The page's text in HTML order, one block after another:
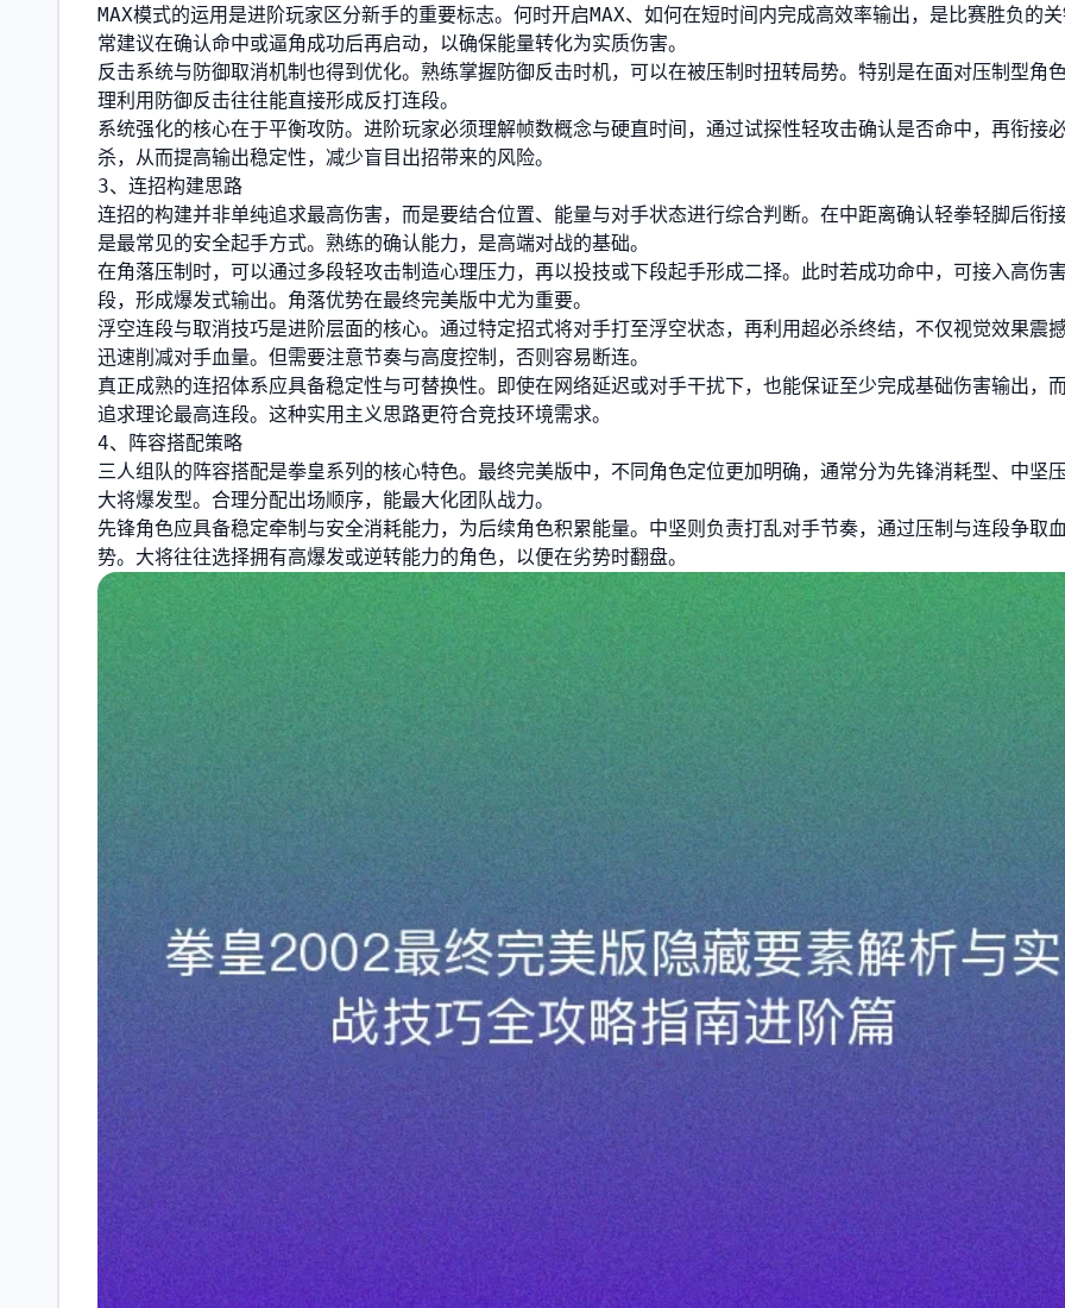
MAX模式的运用是进阶玩家区分新手的重要标志。何时开启MAX、如何在短时间内完成高效率输出，是比赛胜负的
常建议在确认命中或逼角成功后再启动，以确保能量转化为实质伤害。
反击系统与防御取消机制也得到优化。熟练掌握防御反击时机，可以在被压制时扭转局势。特别是在面对压制型角
理利用防御反击往往能直接形成反打连段。
系统强化的核心在于平衡攻防。进阶玩家必须理解帧数概念与硬直时间，通过试探性轻攻击确认是否命中，再衔接
杀，从而提高输出稳定性，减少盲目出招带来的风险。
3、连招构建思路
连招的构建并非单纯追求最高伤害，而是要结合位置、能量与对手状态进行综合判断。在中距离确认轻拳轻脚后衔
是最常见的安全起手方式。熟练的确认能力，是高端对战的基础。
在角落压制时，可以通过多段轻攻击制造心理压力，再以投技或下段起手形成二择。此时若成功命中，可接入高伤
段，形成爆发式输出。角落优势在最终完美版中尤为重要。
浮空连段与取消技巧是进阶层面的核心。通过特定招式将对手打至浮空状态，再利用超必杀终结，不仅视觉效果震
迅速削减对手血量。但需要注意节奏与高度控制，否则容易断连。
真正成熟的连招体系应具备稳定性与可替换性。即使在网络延迟或对手干扰下，也能保证至少完成基础伤害输出，
追求理论最高连段。这种实用主义思路更符合竞技环境需求。
4、阵容搭配策略
三人组队的阵容搭配是拳皇系列的核心特色。最终完美版中，不同角色定位更加明确，通常分为先锋消耗型、中坚
大将爆发型。合理分配出场顺序，能最大化团队战力。
先锋角色应具备稳定牵制与安全消耗能力，为后续角色积累能量。中坚则负责打乱对手节奏，通过压制与连段争取
势。大将往往选择拥有高爆发或逆转能力的角色，以便在劣势时翻盘。